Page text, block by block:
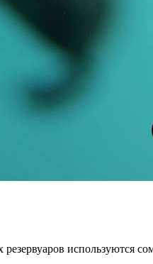
используются